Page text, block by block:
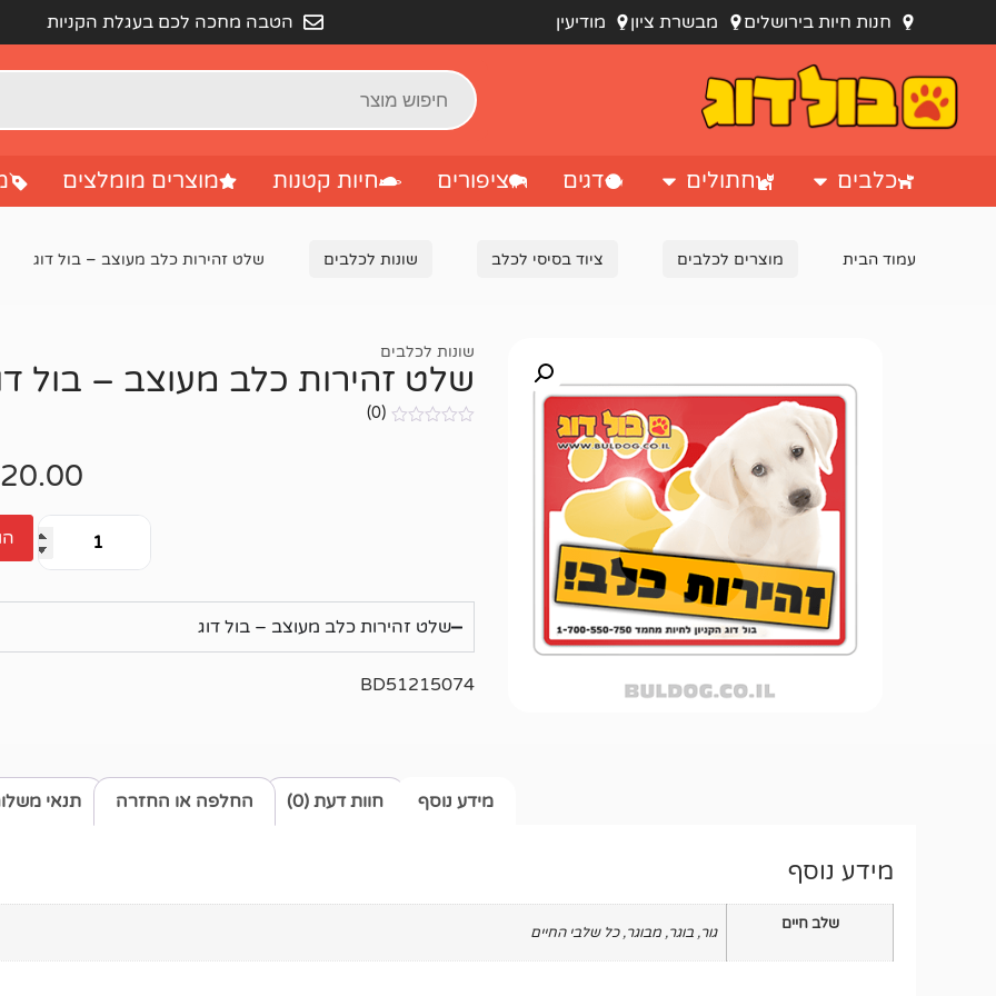
חנות חיות בירושלים מבשרת ציון מודיעין הטבה מחכה לכם בעגלת הקניות
כלבים חתולים דגים ציפורים חיות קטנות מוצרים מומלצים
עמוד הבית מוצרים לכלבים ציוד בסיסי לכלב שונות לכלבים שלט זהירות כלב מעוצב – בול דוג
שונות לכלבים
שלט זהירות כלב מעוצב – בול
(0)
20.00
שלט זהירות כלב מעוצב – בול דוג
BD51215074
מידע נוסף תנאי חוות דעת (0) החלפה או החזרה
מידע נוסף
שלב חיים גור, בוגר, מבוגר,כל שלבי החיים